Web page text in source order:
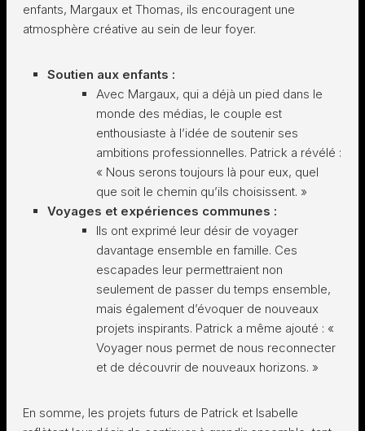
enfants, Margaux et Thomas, ils encouragent une
atmosphère créative au sein de leur foyer.
Soutien aux enfants :
Avec Margaux, qui a déjà un pied dans le
monde des médias, le couple est
enthousiaste à l’idée de soutenir ses
ambitions professionnelles. Patrick a révélé :
« Nous serons toujours là pour eux, quel
que soit le chemin qu’ils choisissent. »
Voyages et expériences communes :
Ils ont exprimé leur désir de voyager
davantage ensemble en famille. Ces
escapades leur permettraient non
seulement de passer du temps ensemble,
mais également d’évoquer de nouveaux
projets inspirants. Patrick a même ajouté : «
Voyager nous permet de nous reconnecter
et de découvrir de nouveaux horizons. »
En somme, les projets futurs de Patrick et Isabelle